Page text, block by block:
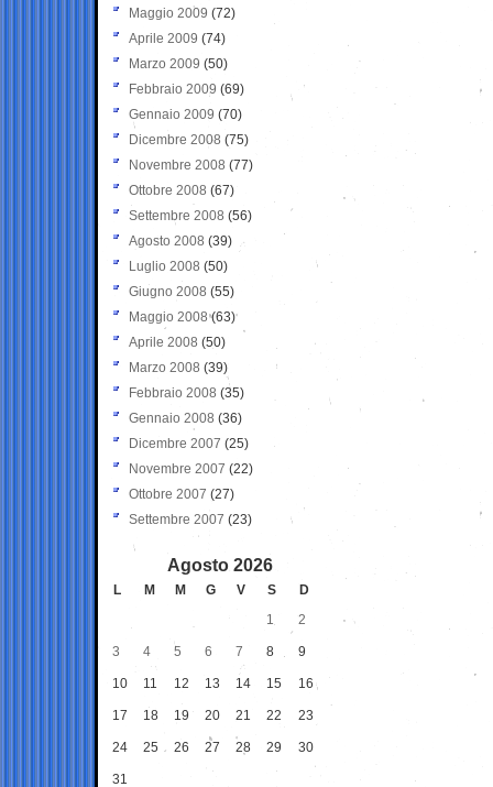
Maggio 2009 (72)
Aprile 2009 (74)
Marzo 2009 (50)
Febbraio 2009 (69)
Gennaio 2009 (70)
Dicembre 2008 (75)
Novembre 2008 (77)
Ottobre 2008 (67)
Settembre 2008 (56)
Agosto 2008 (39)
Luglio 2008 (50)
Giugno 2008 (55)
Maggio 2008(63)
Aprile 2008 (50)
Marzo 2008 (39)
Febbraio 2008 (35)
Gennaio 2008 (36)
Dicembre 2007 (25)
Novembre 2007 (22)
Ottobre 2007 (27)
Settembre 2007 (23)
Agosto 2026
L M M G V S
D
1
2
3 4 5 6 7 8 9
10 11 12 13 14 15 16
17 18 19 20 21 22 23
24 25 26 27 28 29 30
31